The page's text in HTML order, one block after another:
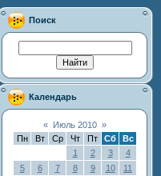
Поиск
Календарь
« Июль 2010 »
Пн
Вт Ср Чт Пт Сб
Вс
1
2 3
4
5
6 7 8 9 10
11